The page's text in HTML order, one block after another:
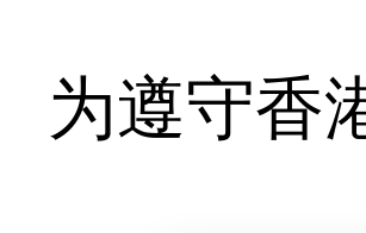
为遵守香